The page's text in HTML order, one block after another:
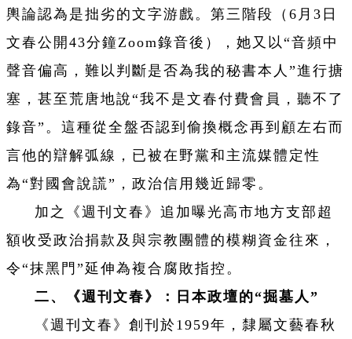
輿論認為是拙劣的文字游戲。第三階段（6月3日
文春公開43分鐘Zoom錄音後），她又以“音頻中
聲音偏高，難以判斷是否為我的秘書本人”進行搪
塞，甚至荒唐地說“我不是文春付費會員，聽不了
錄音”。這種從全盤否認到偷換概念再到顧左右而
言他的辯解弧線，已被在野黨和主流媒體定性
為“對國會說謊”，政治信用幾近歸零。
加之《週刊文春》追加曝光高市地方支部超
額收受政治捐款及與宗教團體的模糊資金往來，
令“抹黑門”延伸為複合腐敗指控。
二、《週刊文春》：日本政壇的“掘墓人”
《週刊文春》創刊於1959年，隸屬文藝春秋